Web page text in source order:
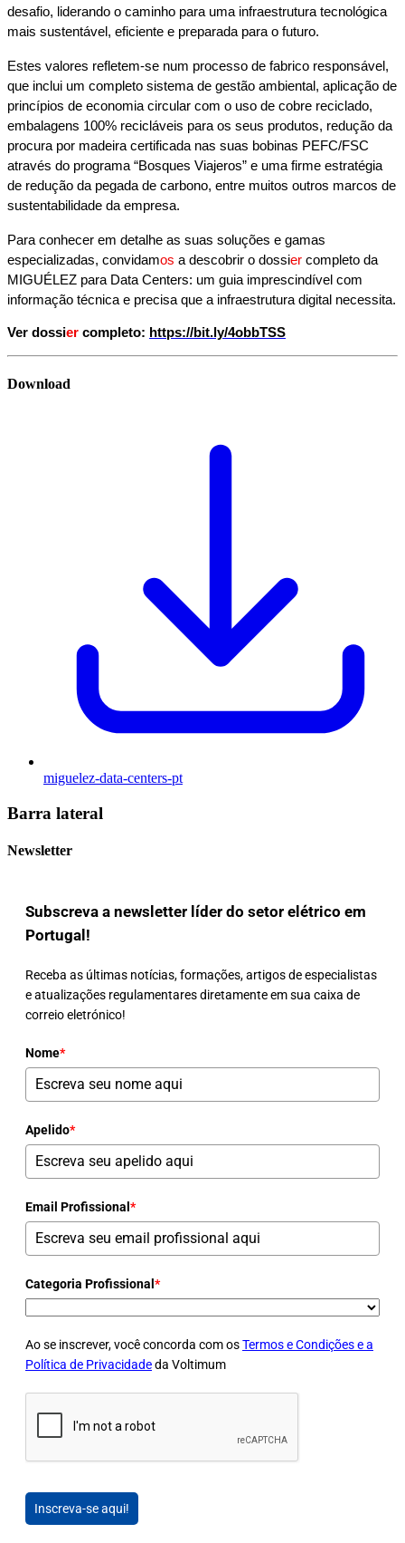
desafio, liderando o caminho para uma infraestrutura tecnológica
mais sustentável, eficiente e preparada para o futuro.
Estes valores refletem-se num processo de fabrico responsável,
que inclui um completo sistema de gestão ambiental, aplicação de
princípios de economia circular com o uso de cobre reciclado,
embalagens 100% recicláveis para os seus produtos, redução da
procura por madeira certificada nas suas bobinas PEFC/FSC
através do programa “Bosques Viajeros” e uma firme estratégia
de redução da pegada de carbono, entre muitos outros marcos de
sustentabilidade da empresa.
Para conhecer em detalhe as suas soluções e gamas
especializadas, convidamos a descobrir o dossier completo da
MIGUÉLEZ para Data Centers: um guia imprescindível com
informação técnica e precisa que a infraestrutura digital necessita.
Ver dossier completo: https://bit.ly/4obbTSS
Download
miguelez-data-centers-pt
Barra lateral
Newsletter
Subscreva a newsletter líder do setor elétrico em
Portugal!
Receba as últimas notícias, formações, artigos de especialistas
e atualizações regulamentares diretamente em sua caixa de
correio eletrónico!
Nome*
Apelido*
Email Profissional *
Categoria Profissional *
Ao se inscrever, você concorda com osTermos e Condições e a
Política de Privacidadeda Voltimum
Inscreva-se aqui!